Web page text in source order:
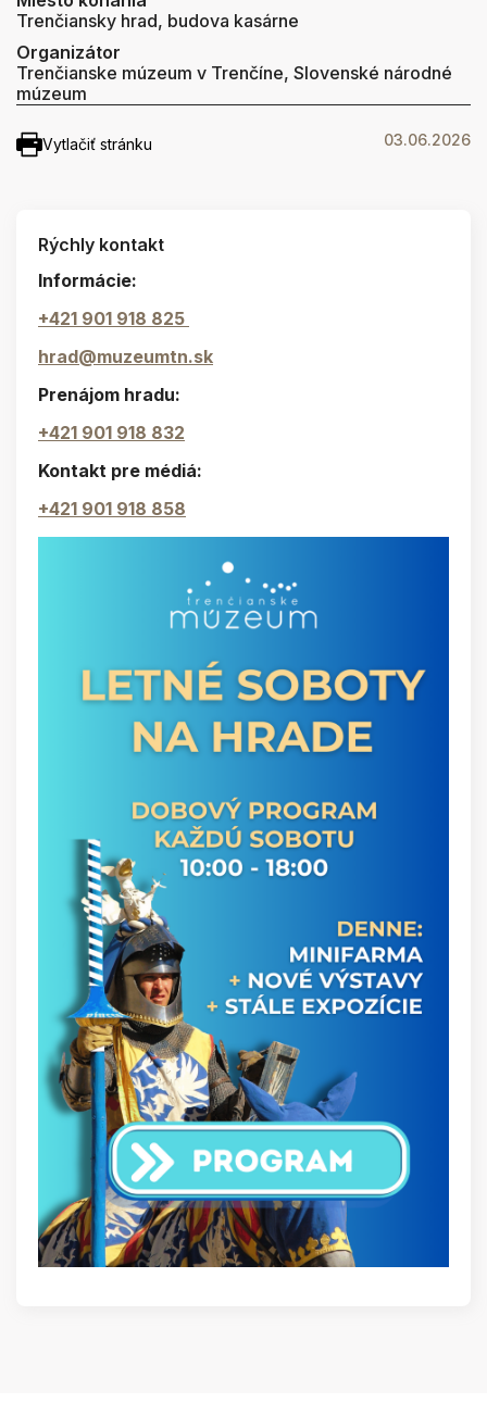
Trenčiansky hrad, budova kasárne
Organizátor
Trenčianske múzeum v Trenčíne, Slovenské národné
múzeum
Vytlačiť stránku 03.06.2026
Rýchly kontakt
Informácie:
+421 901 918 825
hrad@muzeumtn.sk
Prenájom hradu:
+421 901 918 832
Kontakt pre médiá:
+421 901 918 858